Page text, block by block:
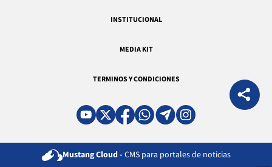
INSTITUCIONAL
MEDIA KIT
TERMINOS Y CONDICIONES
Mustang Cloud - CMS para portales de noticias